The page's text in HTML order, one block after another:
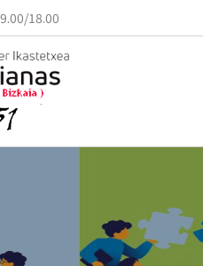
18.00